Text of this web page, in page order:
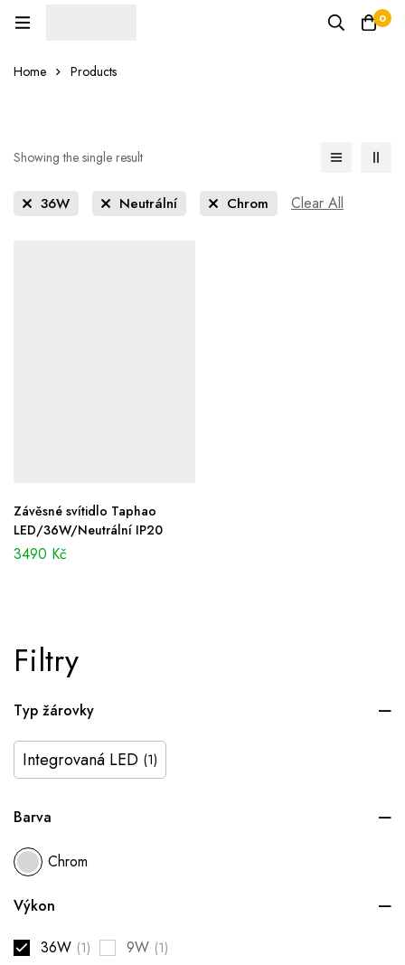
0
Home Products
Filtry
Typ žárovky
Integrovaná LED (1)
Barva
Chrom
Výkon
36W (1) 9W (1)
Showing the single result
36W Neutrální Chrom Clear All
Závěsné svítidlo Taphao
LED/36W/Neutrální IP20
3490 Kč